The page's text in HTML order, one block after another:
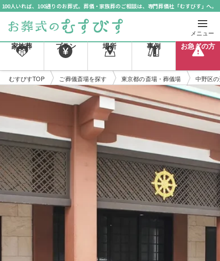
100人いれば、100通りのお葬式。葬儀・家族葬のご相談は、専門葬儀社「むすびす」へ。
メニュー
家族葬 プラン 場所 事例 お急ぎの方
むすびすTOP ご葬儀斎場を探す 東京都の斎場・葬儀場 中野区